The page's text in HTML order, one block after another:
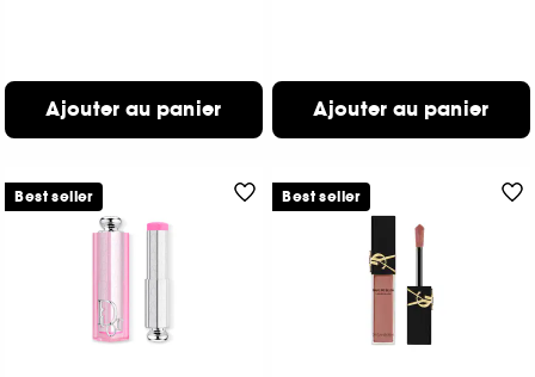
Ajouter au panier Ajouter au panier
Best seller Best seller